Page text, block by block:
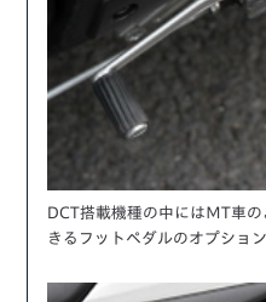
DCT搭載機種の中にはＭT車
きるフットペダルのオプショ